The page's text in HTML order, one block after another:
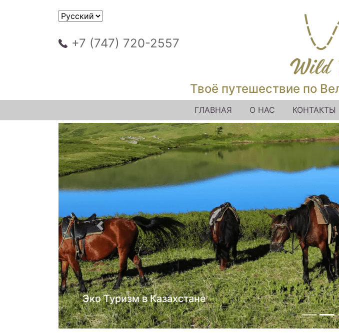
+7 (747) 720-2557
Твоё путешествие по
ГЛАВНАЯ О НАС КОНТАКТЫ
Джип туры
Предыдущий